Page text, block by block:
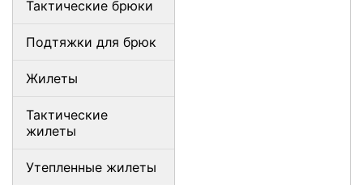
Тактические брюки
Подтяжки для брюк
Жилеты
Тактические
жилеты
Утепленные жилеты